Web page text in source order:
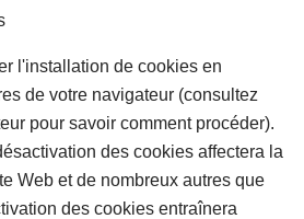
l'installation de cookies en
de votre navigateur (consultez
pour savoir comment procéder).
des cookies affectera la
Web et de nombreux autres que
des cookies entraînera